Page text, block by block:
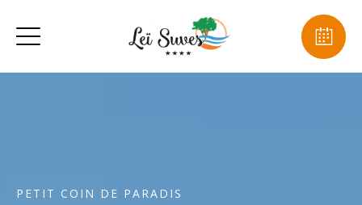
PETIT COIN DE PARADIS